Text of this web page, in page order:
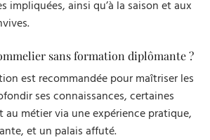
impliquées, ainsi qu’à la saison et aux
sans formation diplômante ?
est recommandée pour maîtriser les
ses connaissances, certaines
au métier via une expérience pratique,
et un palais affuté.